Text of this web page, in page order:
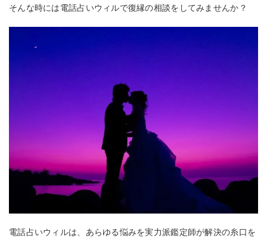
そんな時には電話占いウィルで復縁の相談をしてみませんか？
電話占いウィルは、あらゆる悩みを実力派鑑定師が解決の糸口を